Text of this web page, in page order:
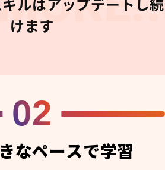
ルはアップデートし続
けます
02
なペースで学習